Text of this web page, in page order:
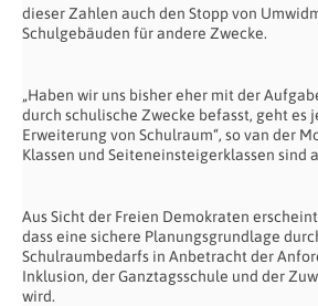
dieser Zahlen auch den Stopp von
Schulgebäuden für andere Zwecke.
„Haben wir uns bisher eher mit der
durch schulische Zwecke befasst, geht es
Erweiterung von Schulraum“, so van der
Klassen und Seiteneinsteigerklassen sind
Aus Sicht der Freien Demokraten
dass eine sichere Planungsgrundlage
Schulraumbedarfs in Anbetracht der
Inklusion, der Ganztagsschule und der
wird.